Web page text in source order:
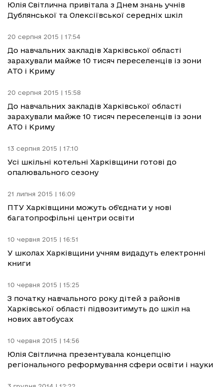
Юлія Світлична привітала з Днем знань учнів
Дублянської та Олексіївської середніх шкіл
20 серпня 2015 | 17:54
До навчальних закладів Харківської області
зарахували майже 10 тисяч переселенців із зони
АТО і Криму
20 серпня 2015 | 15:58
До навчальних закладів Харківської області
зарахували майже 10 тисяч переселенців із зони
АТО і Криму
13 серпня 2015 | 17:10
Усі шкільні котельні Харківщини готові до
опалювального сезону
21 липня 2015 | 16:09
ПТУ Харківщини можуть об’єднати у нові
багатопрофільні центри освіти
10 червня 2015 | 16:51
У школах Харківщини учням видадуть електронні
книги
10 червня 2015 | 15:25
З початку навчального року дітей з районів
Харківської області підвозитимуть до шкіл на
нових автобусах
10 червня 2015 | 14:56
Юлія Світлична презентувала концепцію
регіонального реформування сфери освіти і науки